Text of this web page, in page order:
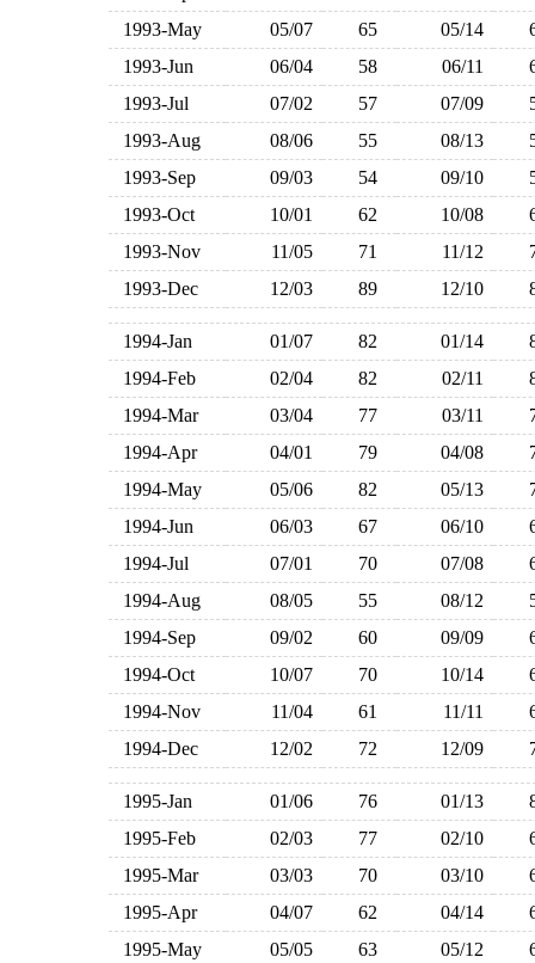
1993-May
05/07 65 05/14
1993-Jun
06/04 58 06/11
1993-Jul
07/02 57 07/09
1993-Aug
08/06 55 08/13
1993-Sep
09/03 54 09/10
1993-Oct
10/01 62 10/08
1993-Nov
11/05 71 11/12
1993-Dec
12/03 89 12/10
1994-Jan 01/07 82 01/14
1994-Feb
02/04 82 02/11
1994-Mar
03/04 77 03/11
1994-Apr
04/01 79 04/08
1994-May
05/06 82 05/13
1994-Jun
06/03 67 06/10
1994-Jul
07/01 70 07/08
1994-Aug
08/05 55 08/12
1994-Sep
09/02 60 09/09
1994-Oct
10/07 70 10/14
1994-Nov
11/04 61 11/11
1994-Dec
12/02 72 12/09
1995-Jan 01/06 76 01/13
1995-Feb
02/03 77 02/10
1995-Mar
03/03 70 03/10
1995-Apr
04/07 62 04/14
1995-May
05/05 63 05/12